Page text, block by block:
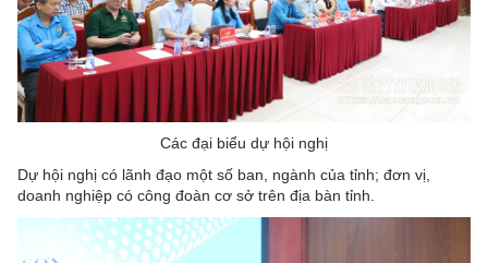
Các đại biểu dự hội nghị
Dự hội nghị có lãnh đạo một số ban, ngành của tỉnh; đơn vị,
doanh nghiệp có công đoàn cơ sở trên địa bàn tỉnh.